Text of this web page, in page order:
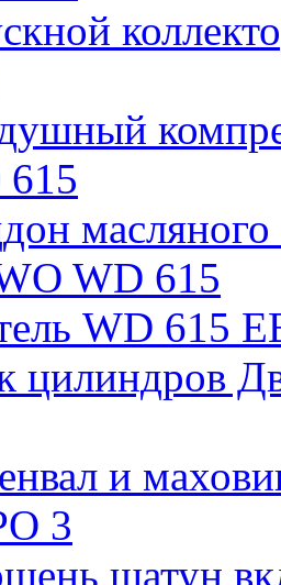
масляного
WD 615
WD 615
цилиндров
и
3
шатун